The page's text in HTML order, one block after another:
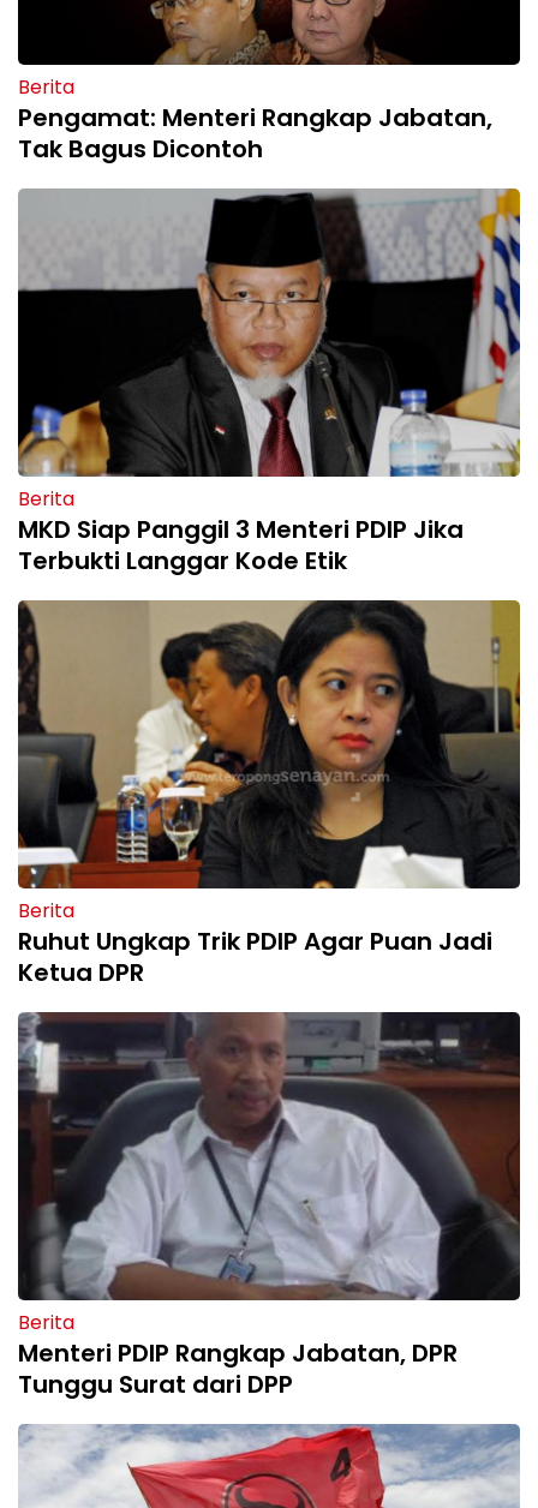
Berita
Pengamat: Menteri Rangkap Jabatan,
Tak Bagus Dicontoh
Berita
MKD Siap Panggil 3 Menteri PDIP Jika
Terbukti Langgar Kode Etik
Berita
Ruhut Ungkap Trik PDIP Agar Puan Jadi
Ketua DPR
Berita
Menteri PDIP Rangkap Jabatan, DPR
Tunggu Surat dari DPP